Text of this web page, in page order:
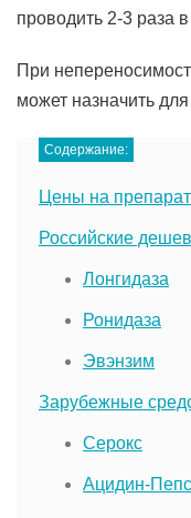
проводить 2-3 раза в
При
может назначить
Содержание:
Цены на
Российские
Лонгидаза
Ронидаза
Эвэнзим
Зарубежные
Серокс
Ацидин-